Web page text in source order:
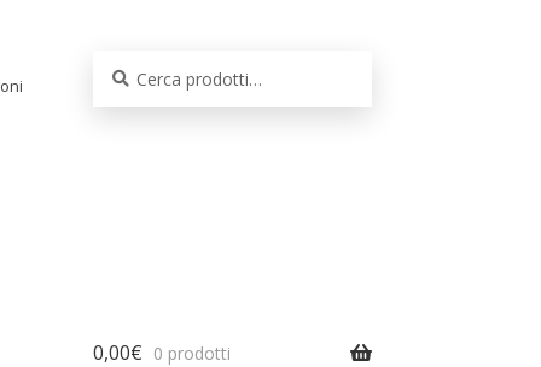
0,00€ 0 prodotti